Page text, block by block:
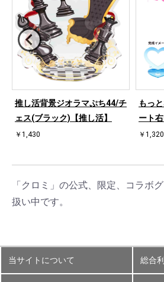
推し活背景ジオラマぷち44/チ
ェス(ブラック)【推し活】
￥1,430
もっ
ート
￥1,320
「クロミ」の公式、限定、コラボ
扱い中です。
当サイトについて 総合